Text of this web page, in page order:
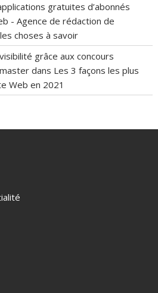
gratuites d’abonnés
- Agence de rédaction de
choses à savoir
grâce aux concours
dans Les 3 façons les plus
Web en 2021